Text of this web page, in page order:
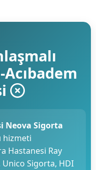
Neova Sigorta
hizmeti
Hastanesi Ray
Sigorta, HDI